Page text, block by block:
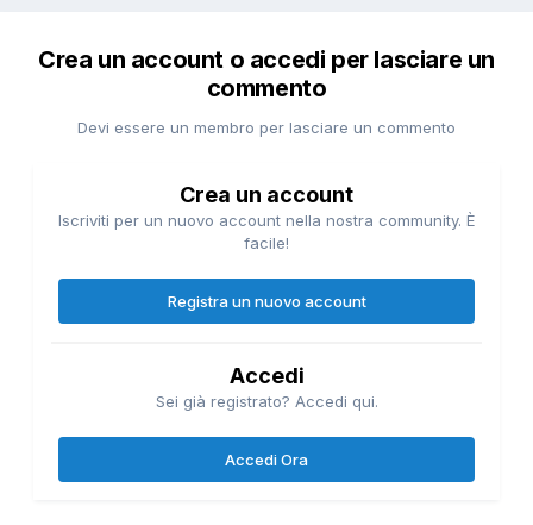
Crea un account o accedi per lasciare un
commento
Devi essere un membro per lasciare un commento
Crea un account
Iscriviti per un nuovo account nella nostra community. È
facile!
Registra un nuovo account
Accedi
Sei già registrato? Accedi qui.
Accedi Ora